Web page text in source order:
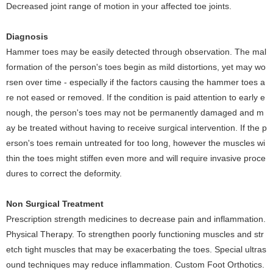
Decreased joint range of motion in your affected toe joints.
Diagnosis
Hammer toes may be easily detected through observation. The mal
formation of the person's toes begin as mild distortions, yet may wo
rsen over time - especially if the factors causing the hammer toes a
re not eased or removed. If the condition is paid attention to early e
nough, the person's toes may not be permanently damaged and m
ay be treated without having to receive surgical intervention. If the p
erson's toes remain untreated for too long, however the muscles wi
thin the toes might stiffen even more and will require invasive proce
dures to correct the deformity.
Non Surgical Treatment
Prescription strength medicines to decrease pain and inflammation.
Physical Therapy. To strengthen poorly functioning muscles and str
etch tight muscles that may be exacerbating the toes. Special ultras
ound techniques may reduce inflammation. Custom Foot Orthotics.